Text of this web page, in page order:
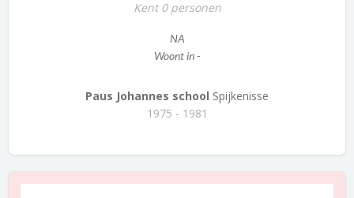
Kent 0 personen
NA
Woont in -
Paus Johannes school Spijkenisse
1975 - 1981